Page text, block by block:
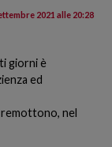
2021 alle 20:28
giorni è
ed
nel